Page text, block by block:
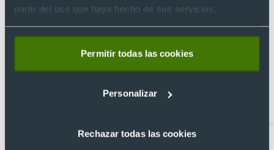
partir del uso que haya hecho de sus servicios.
Permitir todas las cookies
Personalizar
Rechazar todas las cookies
Lo que dicen nuestros clientes
4.9
Basado en 1440 reseñas de Google >